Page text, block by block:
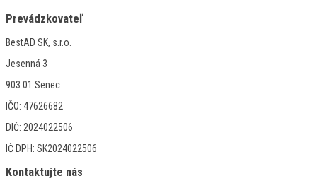
Prevádzkovateľ
BestAD SK, s.r.o.
Jesenná 3
903 01 Senec
IČO: 47626682
DIČ: 2024022506
IČ DPH: SK2024022506
Kontaktujte nás